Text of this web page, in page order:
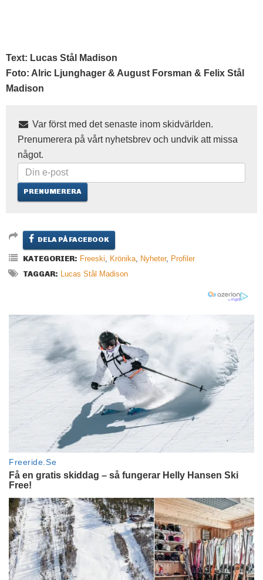
Text: Lucas Stål Madison
Foto: Alric Ljunghager & August Forsman & Felix Stål
Madison
Var först med det senaste inom skidvärlden.
Prenumerera på vårt nyhetsbrev och undvik att missa
något.
DELA PÅ FACEBOOK
KATEGORIER: Freeski Krönika Nyheter, Profiler
TAGGAR:
Lucas Stål Madison